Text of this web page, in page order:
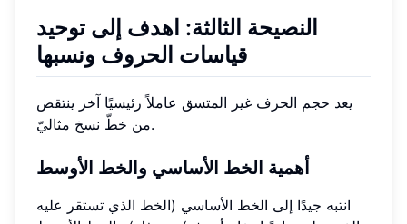
النصيحة الثالثة: اهدف إلى توحيد
قياسات الحروف ونسبها
يعد حجم الحرف غير المتسق عاملاً رئيسيًا آخر ينتقص
من خطّ نسخ مثاليّ.
أهمية الخط الأساسي والخط الأوسط
انتبه جيدًا إلى الخط الأساسي (الخط الذي تستقر عليه